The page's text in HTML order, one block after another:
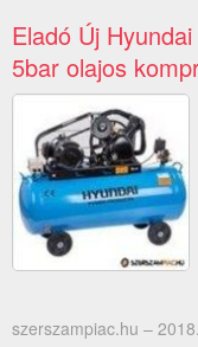
Eladó Új
5bar olajos
szerszampiac.hu –